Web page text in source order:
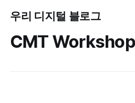
우리 디지털 블로그
CMT Workshop